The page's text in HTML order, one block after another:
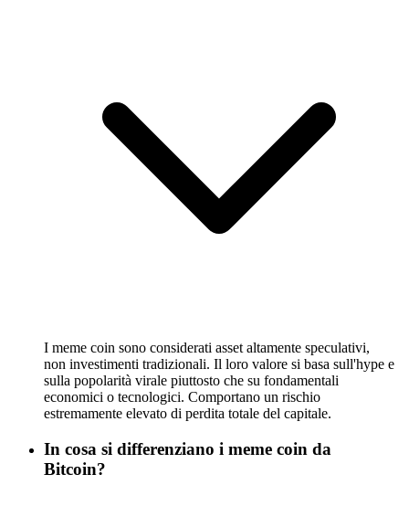
I meme coin sono considerati asset altamente speculativi,
non investimenti tradizionali. Il loro valore si basa sull'hype e
sulla popolarità virale piuttosto che su fondamentali
economici o tecnologici. Comportano un rischio
estremamente elevato di perdita totale del capitale.
In cosa si differenziano i meme coin da
Bitcoin?